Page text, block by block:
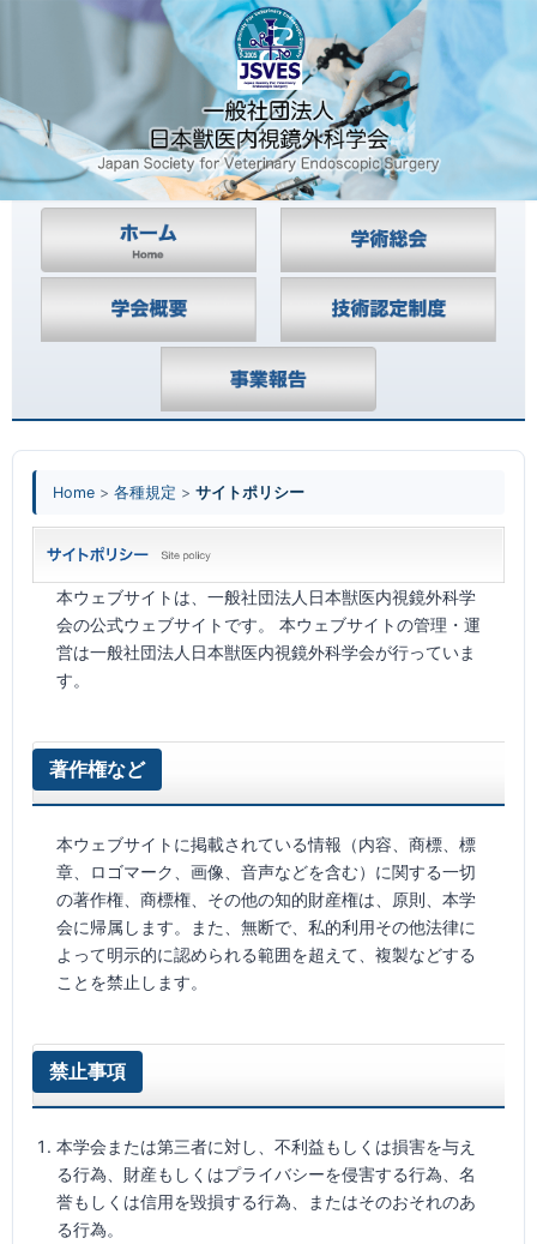
Home > 各種規定 > サイトポリシー
本ウェブサイトは、一般社団法人日本獣医内視鏡外科学
会の公式ウェブサイトです。 本ウェブサイトの管理・運
営は一般社団法人日本獣医内視鏡外科学会が行っていま
す。
著作権など
本ウェブサイトに掲載されている情報（内容、商標、標
章、ロゴマーク、画像、音声などを含む）に関する一切
の著作権、商標権、その他の知的財産権は、原則、本学
会に帰属します。また、無断で、私的利用その他法律に
よって明示的に認められる範囲を超えて、複製などする
ことを禁止します。
禁止事項
本学会または第三者に対し、不利益もしくは損害を与え
る行為、財産もしくはプライバシーを侵害する行為、名
誉もしくは信用を毀損する行為、またはそのおそれのあ
る行為。